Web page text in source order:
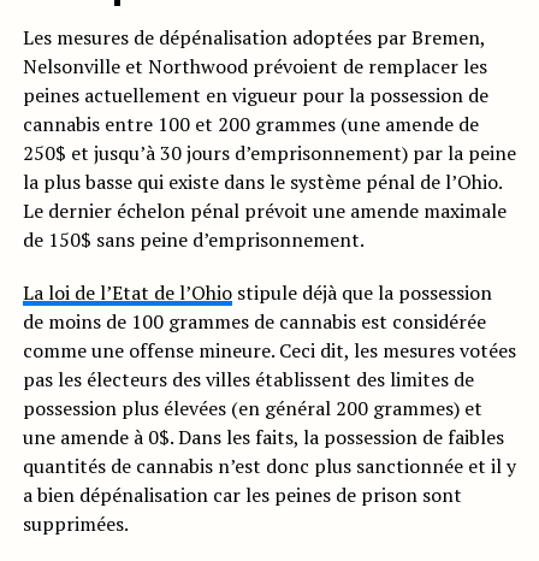
Les mesures de dépénalisation adoptées par Bremen,
Nelsonville et Northwood prévoient de remplacer les
peines actuellement en vigueur pour la possession de
cannabis entre 100 et 200 grammes (une amende de
250$ et jusqu’à 30 jours d’emprisonnement) par la peine
la plus basse qui existe dans le système pénal de l’Ohio.
Le dernier échelon pénal prévoit une amende maximale
de 150$ sans peine d’emprisonnement.
La loi de l’Etat de l’Ohiostipule déjà que la possession
de moins de 100 grammes de cannabis est considérée
comme une offense mineure. Ceci dit, les mesures votées
pas les électeurs des villes établissent des limites de
possession plus élevées (en général 200 grammes) et
une amende à 0$. Dans les faits, la possession de faibles
quantités de cannabis n’est donc plus sanctionnée et il y
a bien dépénalisation car les peines de prison sont
supprimées.